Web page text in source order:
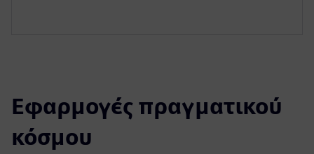
Εφαρμογές πραγματικού
κόσμου